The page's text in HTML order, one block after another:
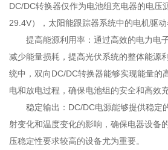
DC/DC转换器仅作为电池组充电器的电压
29.4V），太阳能跟踪器系统中的电机驱动
提高能源利用率：通过高效的电力电
减少能量损耗，提高光伏系统的整体能源
统中，双向DC/DC转换器能够实现能量的
电和放电过程，确保电池组的安全和高效充
稳定输出‌：DC/DC电源能够提供稳定
射变化和温度变化的影响，确保电器设备
压稳定性要求较高的设备尤为重要‌。